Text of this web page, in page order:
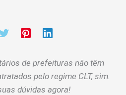
de prefeituras não têm
pelo regime CLT, sim.
dúvidas agora!